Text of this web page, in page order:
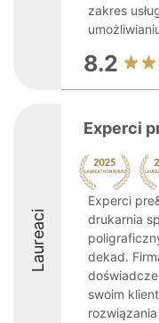
zakres
8.2
Laureaci
Experci
Experci
drukarnia
dekad.
swoim